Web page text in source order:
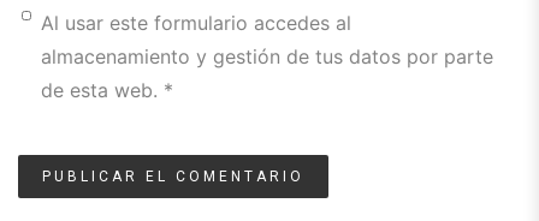
Al usar este formulario accedes al
almacenamiento y gestión de tus datos por parte
de esta web. *